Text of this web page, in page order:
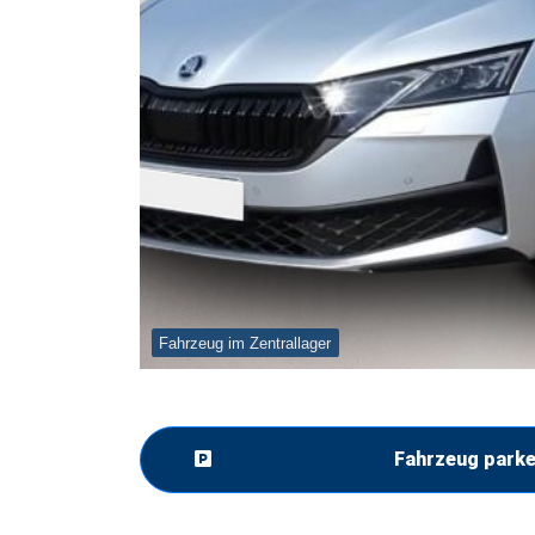
Fahrzeug im Zentrallager
Fahrzeug